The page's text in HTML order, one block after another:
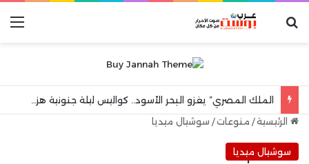
بحث عن
الرئيسية/ منوعات/ سوشيال ميديا
سوشيال ميديا